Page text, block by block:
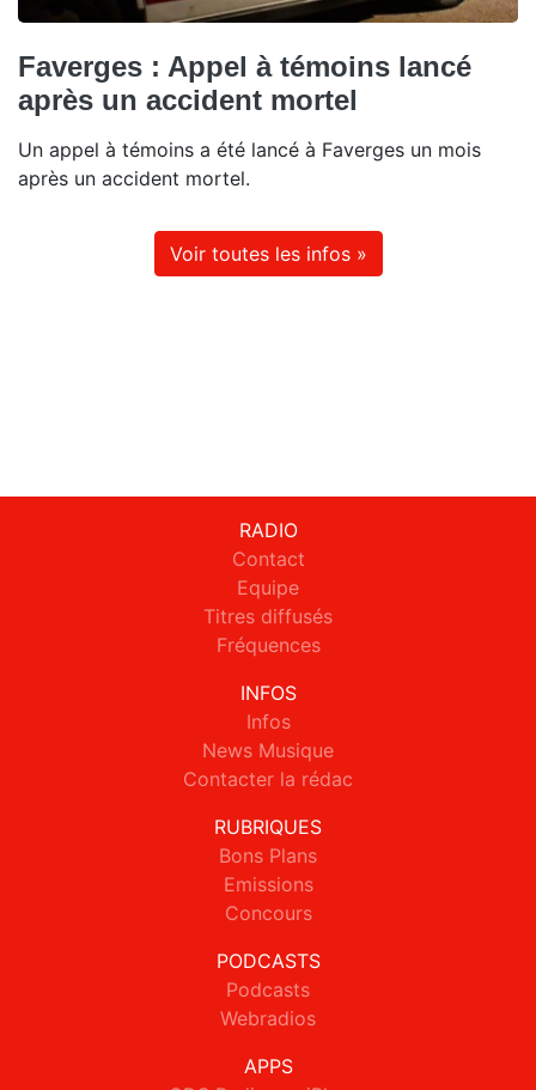
Faverges : Appel à témoins lancé
après un accident mortel
Un appel à témoins a été lancé à Faverges un mois
après un accident mortel.
Voir toutes les infos »
RADIO
Contact
Equipe
Titres diffusés
Fréquences
INFOS
Infos
News Musique
Contacter la rédac
RUBRIQUES
Bons Plans
Emissions
Concours
PODCASTS
Podcasts
Webradios
APPS